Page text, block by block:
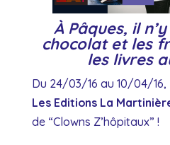
À Pâques, il
chocolat et les
les livres
Du 24/03/16 au 10/04/16,
Les Editions La
de “Clowns Z’hôpitaux” !